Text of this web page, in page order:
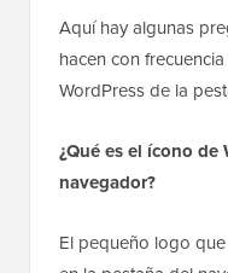
tutorial completo
notificaciones en la
WordPress
Preguntas
de WordPress
hacen con